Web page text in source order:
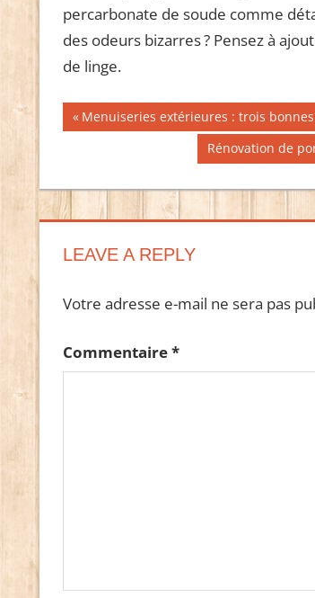
percarbonate de soude comme
des odeurs bizarres ? Pensez à
de linge.
Navigation
l’article
Publication
précédente :
Menuiseries extérieures : trois
Publication
suivante :
Rénovation de
LEAVE A REPLY
Votre adresse e-mail ne sera pas
Commentaire*